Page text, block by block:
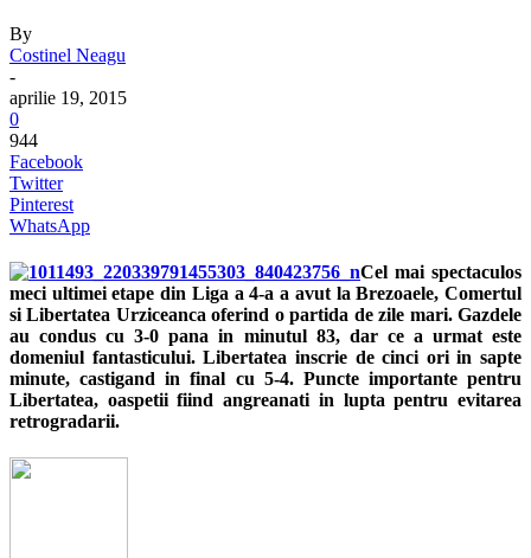
By
Costinel Neagu
-
aprilie 19, 2015
0
944
Facebook
Twitter
Pinterest
WhatsApp
Cel mai spectaculos
meci ultimei etape din Liga a 4-a a avut la Brezoaele, Comertul
si Libertatea Urziceanca oferind o partida de zile mari. Gazdele
au condus cu 3-0 pana in minutul 83, dar ce a urmat este
domeniul fantasticului. Libertatea inscrie de cinci ori in sapte
minute, castigand in final cu 5-4. Puncte importante pentru
Libertatea, oaspetii fiind angreanati in lupta pentru evitarea
retrogradarii.